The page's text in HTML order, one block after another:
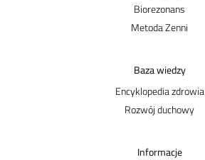
Biorezonans
Metoda Zenni
Baza wiedzy
Encyklopedia zdrowia
Rozwój duchowy
Informacje